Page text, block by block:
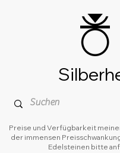
Preise und Verfügbarkeit
der immensen
Edelsteinen bitte